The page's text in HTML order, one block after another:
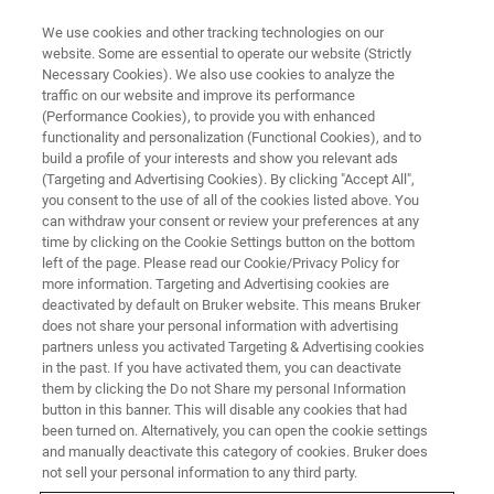
Funciones de comunicación
ESPRIT
ESPRIT contiene una serie de diferentes funciones de
comunicación. Esto va desde la comunicación con el
microscopio electrónico y programas de terceros hasta la
comunicación entre el soporte de aplicaciones y los
usuarios. Esto es compatible con las herramientas de
administración de usuarios y redes.
ESPRIT SEMLink
We use cookies and other tracking technologies on our
website. Some are essential to operate our website (Strictly
Necessary Cookies). We also use cookies to analyze the
traffic on our website and improve its performance
(Performance Cookies), to provide you with enhanced
functionality and personalization (Functional Cookies), and to
build a profile of your interests and show you relevant ads
(Targeting and Advertising Cookies). By clicking "Accept All",
you consent to the use of all of the cookies listed above. You
can withdraw your consent or review your preferences at any
time by clicking on the Cookie Settings button on the bottom
left of the page. Please read our Cookie/Privacy Policy for
more information. Targeting and Advertising cookies are
deactivated by default on Bruker website. This means Bruker
does not share your personal information with advertising
partners unless you activated Targeting & Advertising cookies
in the past. If you have activated them, you can deactivate
them by clicking the Do not Share my personal Information
button in this banner. This will disable any cookies that had
been turned on. Alternatively, you can open the cookie settings
and manually deactivate this category of cookies. Bruker does
not sell your personal information to any third party.